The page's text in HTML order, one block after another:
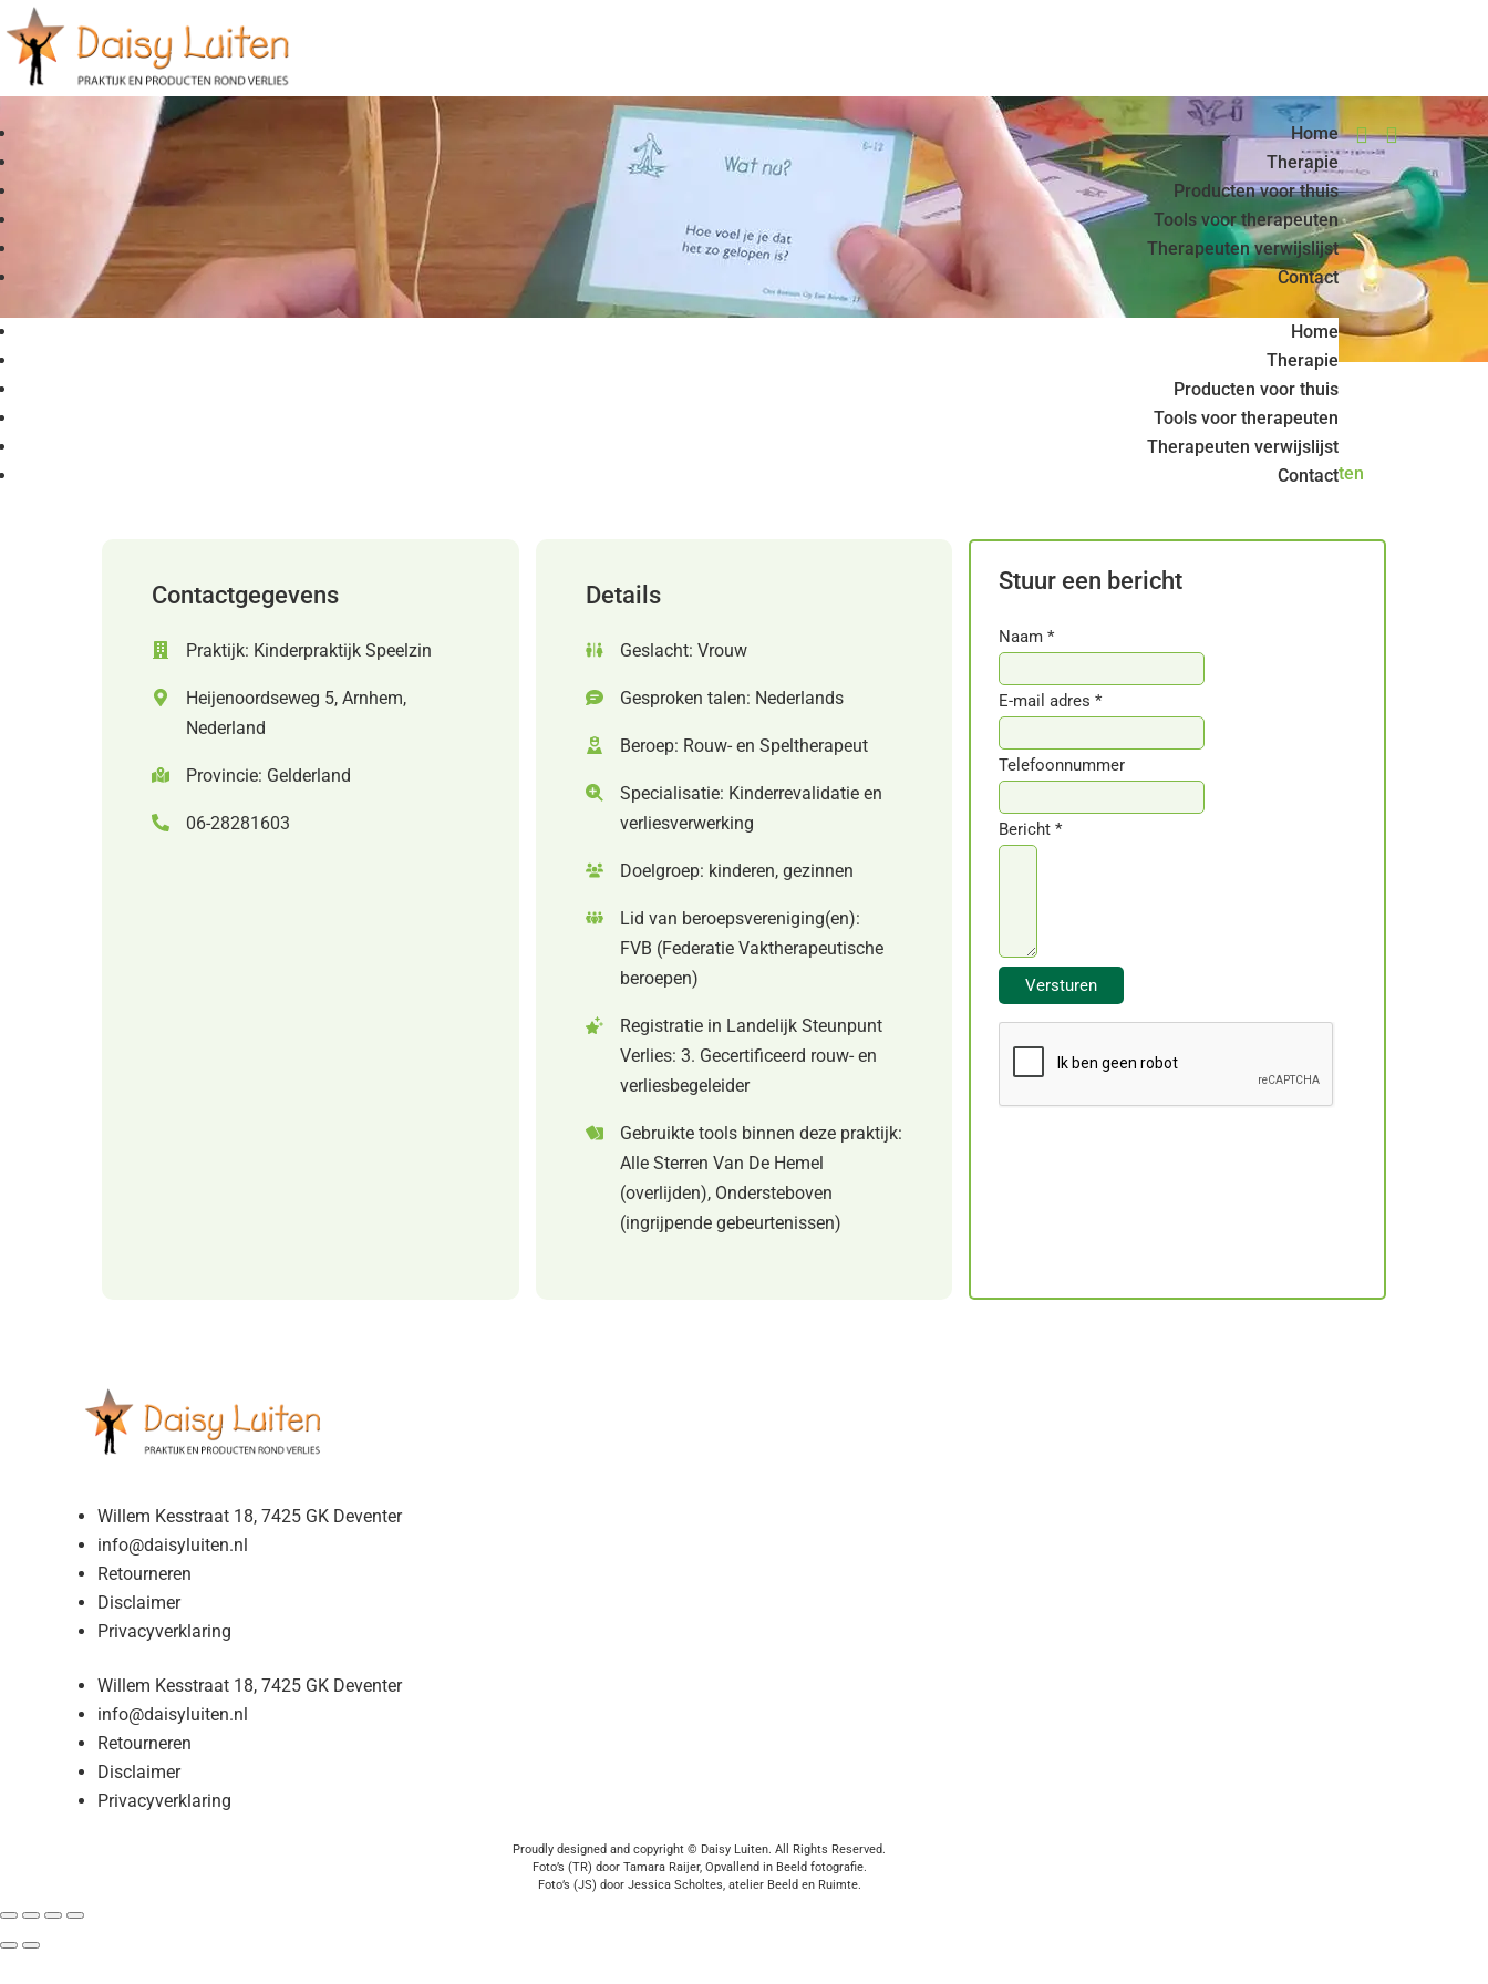
Home
Therapie
Producten voor thuis
Tools voor therapeuten
Therapeuten verwijslijst
Contact
Home
Therapie
Producten voor thuis
Tools voor therapeuten
Therapeuten verwijslijst
Contact
 
< Terug naar alle therapeuten
Contactgegevens
Praktijk: Kinderpraktijk Speelzin
Heijenoordseweg 5, Arnhem,
Nederland
Provincie: Gelderland
06-28281603
Details
Geslacht: Vrouw
Gesproken talen: Nederlands
Beroep: Rouw- en Speltherapeut
Specialisatie: Kinderrevalidatie en
verliesverwerking
Doelgroep: kinderen, gezinnen
Lid van beroepsvereniging(en):
FVB (Federatie Vaktherapeutische
beroepen)
Registratie in Landelijk Steunpunt
Verlies: 3. Gecertificeerd rouw- en
verliesbegeleider
Gebruikte tools binnen deze praktijk:
Alle Sterren Van De Hemel
(overlijden), Ondersteboven
(ingrijpende gebeurtenissen)
Stuur een bericht
Naam *
E-mail adres *
Telefoonnummer
Bericht *
Willem Kesstraat 18, 7425 GK Deventer
info@daisyluiten.nl
Retourneren
Disclaimer
Privacyverklaring
Willem Kesstraat 18, 7425 GK Deventer
info@daisyluiten.nl
Retourneren
Disclaimer
Privacyverklaring
Proudly designed and copyright © Daisy Luiten. All Rights Reserved.
Foto’s (TR) door Tamara Raijer, Opvallend in Beeld fotografie.
Foto’s (JS) door Jessica Scholtes, atelier Beeld en Ruimte.